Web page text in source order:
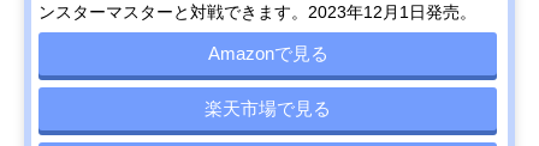
ンスターマスターと対戦できます。2023年12月1日発売。
Amazonで見る
楽天市場で見る